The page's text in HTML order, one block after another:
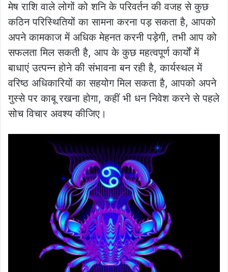
मेष राशि वाले लोगों को शनि के परिवर्तन की वजह से कुछ
कठिन परिस्थितियों का सामना करना पड़ सकता है, आपको
अपने कामकाज में अधिक मेहनत करनी पड़ेगी, तभी आप को
सफलता मिल सकती है, आप के कुछ महत्वपूर्ण कार्यों में
बाधाएं उत्पन्न होने की संभावना बन रही है, कार्यस्थल में
वरिष्ठ अधिकारियों का सहयोग मिल सकता है, आपको अपने
गुस्से पर काबू रखना होगा, कहीं भी धन निवेश करने से पहले
सोच विचार अवश्य कीजिए।